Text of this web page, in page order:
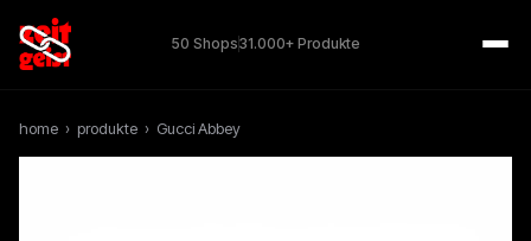
50 Shops31.000+ Produkte
home › produkte › Gucci Abbey